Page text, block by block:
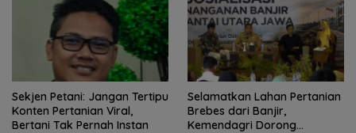
Sekjen Petani: Jangan Tertipu
Konten Pertanian Viral,
Bertani Tak Pernah Instan
Selamatkan Lahan Pertanian
Brebes dari Banjir,
Kemendagri Dorong